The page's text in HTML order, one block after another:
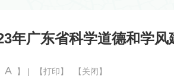
年广东省科学道德和学
A 】 | 【打印】 【关闭】